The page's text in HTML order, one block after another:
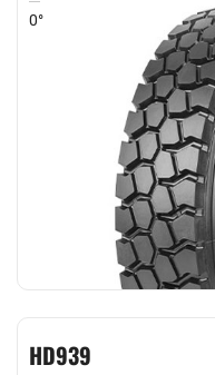
0°
HD939